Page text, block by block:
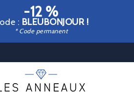
-12 %
: BLEUBONJOUR !
* Code permanent